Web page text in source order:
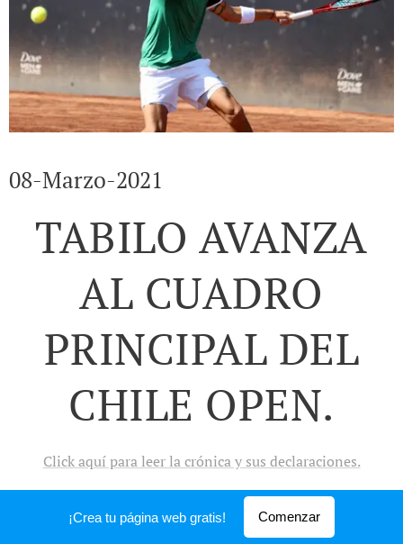
08-Marzo-2021
TABILO AVANZA
AL CUADRO
PRINCIPAL DEL
CHILE OPEN.
Click aquí para leer la crónica y sus declaraciones.
El tenista nacido en Canadá superó a Agustín Velotti por 7-
6 6-1 y avanzó al cuadro principal del torneo, instancia en
¡Crea tu página web gratis! Comenzar